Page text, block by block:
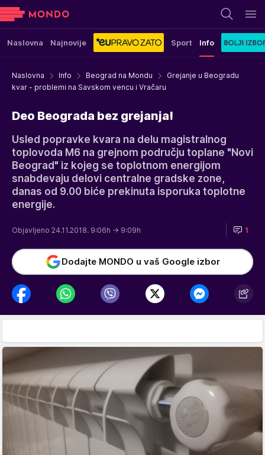
Naslovna Najnovije Sport Info
Naslovna Info Beograd na Mondu
Grejanje u Beogradu
kvar - problemi na Savskom vencu i Vračaru
Deo Beograda bez grejanja!
Usled popravke kvara na delu magistralnog
toplovoda M6 na grejnom području toplane "Novi
Beograd" iz kojeg se toplotnom energijom
snabdevaju delovi centralne gradske zone,
danas od 9.00 biće prekinuta isporuka toplotne
energije.
Objavljeno 24.11.2018. 9:06h → 9:09h 1
Dodajte MONDO u vaš Google izbor